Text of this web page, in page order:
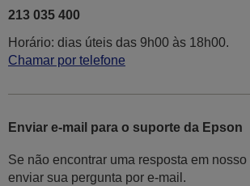
213 035 400
Horário: dias úteis das 9h00 às 18h00.
Chamar por telefone
Enviar e-mail para o suporte da Epson
Se não encontrar uma resposta em
enviar sua pergunta por e-mail.